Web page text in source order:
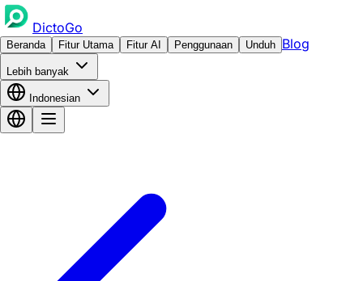
DictoGo
Beranda Fitur Utama Fitur AI Penggunaan Unduh Blog
Lebih banyak
Indonesian